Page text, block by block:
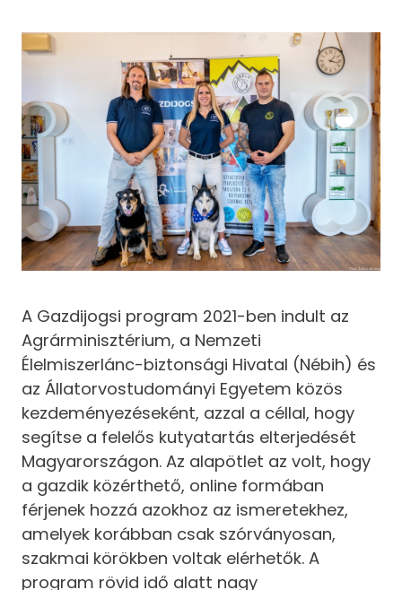
A Gazdijogsi program 2021-ben indult az
Agrárminisztérium, a Nemzeti
Élelmiszerlánc-biztonsági Hivatal (Nébih) és
az Állatorvostudományi Egyetem közös
kezdeményezéseként, azzal a céllal, hogy
segítse a felelős kutyatartás elterjedését
Magyarországon. Az alapötlet az volt, hogy
a gazdik közérthető, online formában
férjenek hozzá azokhoz az ismeretekhez,
amelyek korábban csak szórványosan,
szakmai körökben voltak elérhetők. A
program rövid idő alatt nagy